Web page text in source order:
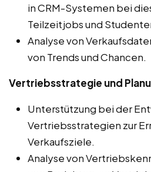
in CRM-Systemen bei
Teilzeitjobs und
Analyse von
von Trends und Chancen.
Vertriebsstrategie und
Unterstützung bei der
Vertriebsstrategien zur
Verkaufsziele.
Analyse von